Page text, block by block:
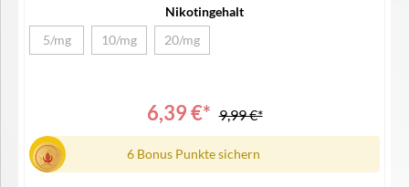
Bedienungsanleitung
Nikotingehalt
5/mg
(Diese Option ist zurzeit nicht verfügbar.)
10/mg(Diese Option ist zurzeit nicht verfügbar.)
20/mg(Diese Option ist zurzeit nicht verfügbar.)
6,39 €* 9,99 €*
6 Bonus Punkte sichern